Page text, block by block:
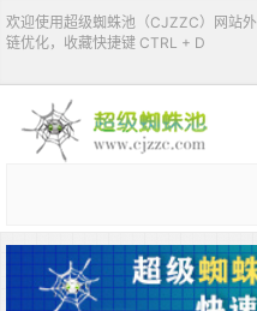
欢迎使用超级蜘蛛池（CJZZC）网站外
链优化，收藏快捷键 CTRL + D